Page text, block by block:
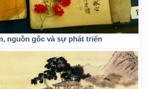
nguồn gốc và sự phát triển